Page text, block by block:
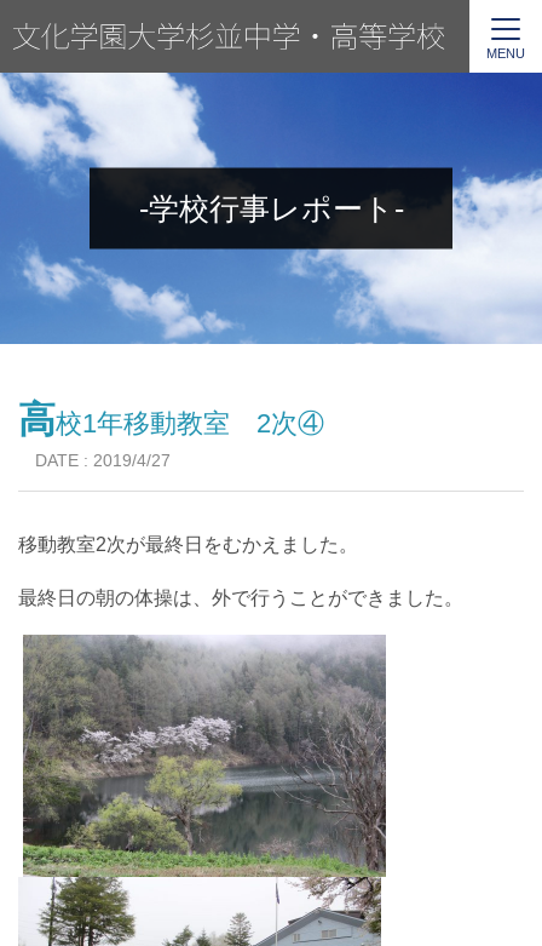
MENU
-学校行事レポート-
高校1年移動教室 2次④
DATE : 2019/4/27
移動教室2次が最終日をむかえました。
最終日の朝の体操は、外で行うことができました。